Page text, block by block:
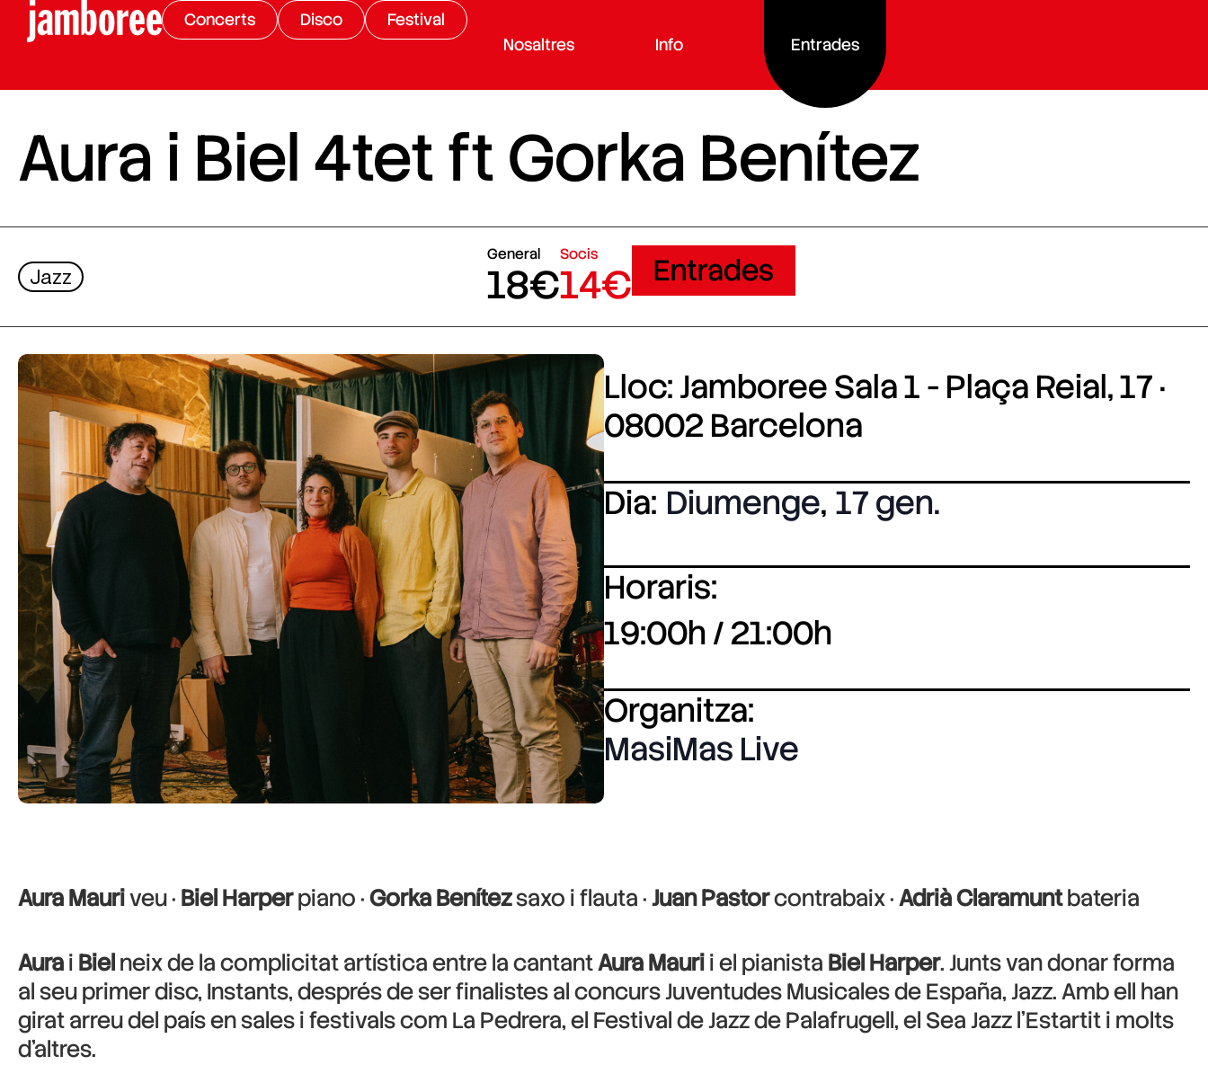
Concerts Disco
Festival
Nosaltres
Info Entrades
Aura i Biel 4tet ft Gorka Benítez
Jazz
General
18€
Socis
14€ Entrades
Lloc: Jamboree Sala 1 - Plaça Reial, 17 ·
08002 Barcelona
Dia: Diumenge, 17 gen.
Horaris:
19:00h / 21:00h
Organitza:
MasiMas Live
Aura Mauriveu · Biel Harperpiano ·Gorka Benítezsaxo i flauta ·Juan Pastorcontrabaix ·Adrià Claramuntbateria
Aurai Bielneix de la complicitat artística entre la cantantAura Maurii el pianista Biel Harper. Junts van donar forma
al seu primer disc, Instants, després de ser finalistes al concurs Juventudes Musicales de España, Jazz. Amb ell han
girat arreu del país en sales i festivals com La Pedrera, el Festival de Jazz de Palafrugell, el Sea Jazz l’Estartit i molts
d’altres.